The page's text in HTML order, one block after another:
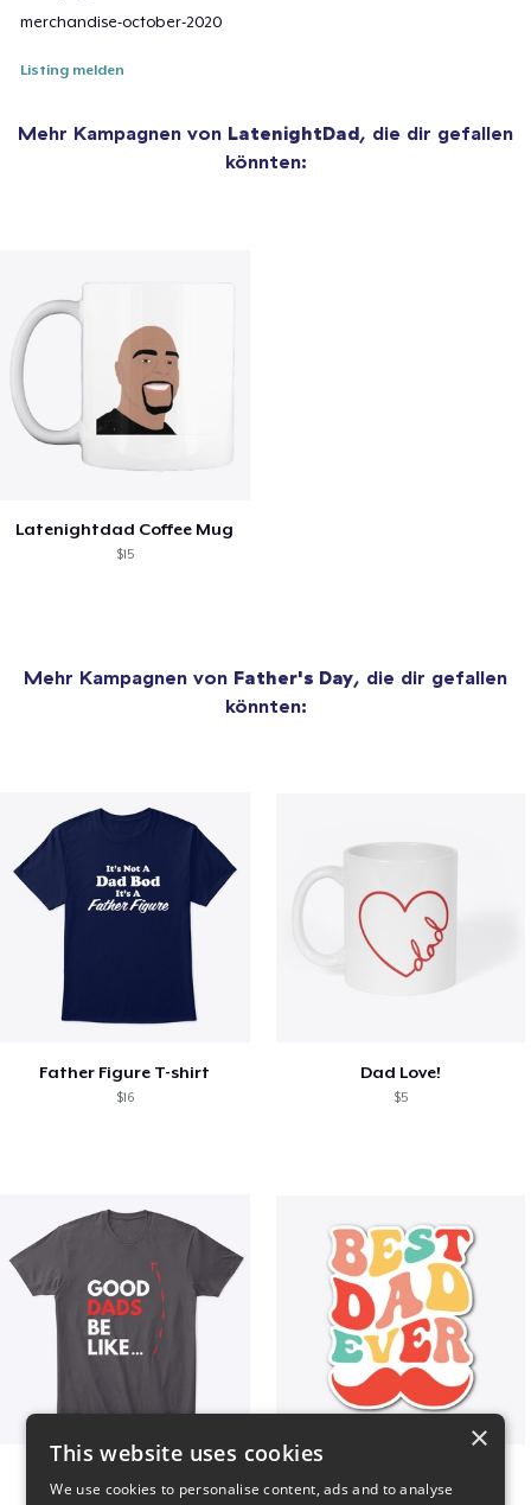
merchandise-october-2020
Listing melden
Mehr Kampagnen von LatenightDad, die dir gefallen
könnten:
Latenightdad Coffee Mug
$15
Mehr Kampagnen von Father's Day, die dir gefallen
könnten:
Father Figure T-shirt
$16
Dad Love!
$5
×
This website uses cookies
We use cookies to personalise content, ads and to analyse